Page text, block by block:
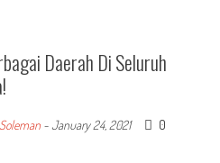
Daerah Di Seluruh
-January 24, 2021 0